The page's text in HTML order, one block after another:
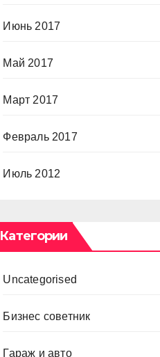
Июнь 2017
Май 2017
Март 2017
Февраль 2017
Июль 2012
Категории
Uncategorised
Бизнес советник
Гараж и авто